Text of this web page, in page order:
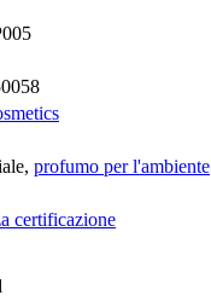
profumo per l'ambiente
certificazione